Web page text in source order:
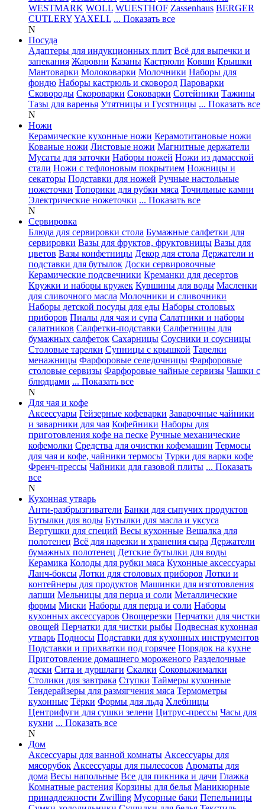
WESTMARK WOLL WUESTHOF Zassenhaus BERGER
CUTLERYYAXELL ... Показать все
N
Посуда
Адаптеры для индукционных плит Всё для выпечки и
запекания Жаровни Казаны Кастрюли Ковши Крышки
Мантоварки Молоковарки Молочники Наборы для
фондю Наборы кастрюль и сковород Пароварки
Сковороды Скороварки Соковарки Сотейники Тажины
Тазы для варенья Утятницы и Гусятницы ... Показать все
N
Ножи
Керамические кухонные ножи Керамотитановые ножи
Кованые ножи Листовые ножи Магнитные держатели
Мусаты для заточки Наборы ножей Ножи из дамасской
стали Ножи с тефлоновым покрытием Ножницы и
секаторы Подставки для ножей Ручные настольные
ножеточки Топорики для рубки мяса Точильные камни
Электрические ножеточки ... Показать все
N
Сервировка
Блюда для сервировки стола Бумажные салфетки для
сервировки Вазы для фруктов, фруктовницы Вазы для
цветов Вазы конфетницы Декор для стола Держатели и
подставки для бутылок Доски сервировочные
Керамические подсвечники Креманки для десертов
Кружки и наборы кружек Кувшины для воды Масленки
для сливочного масла Молочники и сливочники
Наборы детской посуды для еды Наборы столовых
приборов Пиалы для чая и супа Салатники и наборы
салатников Салфетки-подставки Салфетницы для
бумажных салфеток Сахарницы Соусники и соусницы
Столовые тарелки Супницы с крышкой Тарелки
менажницы Фарфоровые селедочницы Фарфоровые
столовые сервизы Фарфоровые чайные сервизы Чашки с
блюдцами ... Показать все
N
Для чая и кофе
Аксессуары Гейзерные кофеварки Заварочные чайники
и заварники для чая Кофейники Наборы для
приготовления кофе на песке Ручные механические
кофемолки Средства для очистки кофемашин Термосы
для чая и кофе, чайники термосы Турки для варки кофе
Френч-прессы Чайники для газовой плиты ... Показать
все
N
Кухонная утварь
Анти-разбрызгиватели Банки для сыпучих продуктов
Бутылки для воды Бутылки для масла и уксуса
Вертушки для специй Весы кухонные Вешалка для
полотенец Всё для нарезки и хранения сыра Держатели
бумажных полотенец Детские бутылки для воды
Керамика Колоды для рубки мяса Кухонные аксессуары
Ланч-боксы Лотки для столовых приборов Лотки и
контейнеры для продуктов Машинки для изготовления
лапши Мельницы для перца и соли Металлические
формы Миски Наборы для перца и соли Наборы
кухонных аксессуаров Овощерезки Перчатки для чистки
овощей Перчатки для чистки рыбы Подвесная кухонная
утварь Подносы Подставки для кухонных инструментов
Подставки и прихватки под горячее Порядок на кухне
Приготовление домашнего мороженого Разделочные
доски Сита и дуршлаги Скалки Соковыжималки
Столики для завтрака Ступки Таймеры кухонные
Тендерайзеры для размягчения мяса Термометры
кухонные Тёрки Формы для льда Хлебницы
Центрифуги для сушки зелени Цитрус-прессы Часы для
кухни ... Показать все
N
Дом
Аксессуары для ванной комнаты Аксессуары для
мясорубок Аксессуары для пылесосов Ароматы для
дома Весы напольные Все для пикника и дачи Глажка
Комнатные растения Корзины для белья Маникюрные
принадлежности Zwilling Мусорные баки Пепельницы